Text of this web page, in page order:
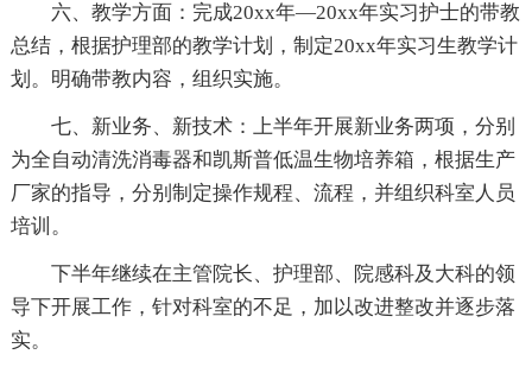
六、教学方面：完成20xx年—20xx年实习护士的带教
总结，根据护理部的教学计划，制定20xx年实习生教学计
划。明确带教内容，组织实施。
七、新业务、新技术：上半年开展新业务两项，分别
为全自动清洗消毒器和凯斯普低温生物培养箱，根据生产
厂家的指导，分别制定操作规程、流程，并组织科室人员
培训。
下半年继续在主管院长、护理部、院感科及大科的领
导下开展工作，针对科室的不足，加以改进整改并逐步落
实。